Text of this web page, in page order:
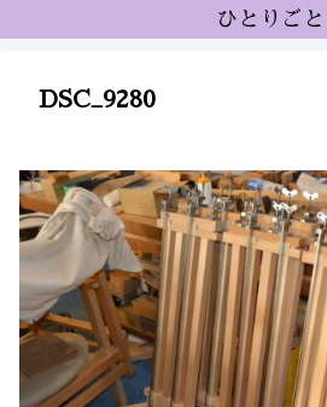
ひとりごと
DSC_9280